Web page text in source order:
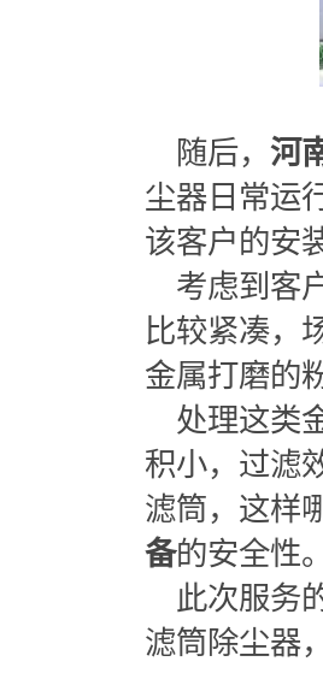
随后， 河
尘器日常运
该客户的安
考虑到客
比较紧凑，
金属打磨的
处理这类
积小，过滤
滤筒，这样
备的安全性
此次服务
滤筒除尘器